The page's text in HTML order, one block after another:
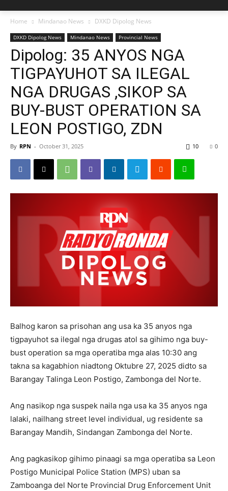
Home Mindanao News DXKD Dipolog News
DXKD Dipolog News Mindanao News Provincial News
Dipolog: 35 ANYOS NGA
TIGPAYUHOT SA ILEGAL
NGA DRUGAS ,SIKOP SA
BUY-BUST OPERATION SA
LEON POSTIGO, ZDN
By RPN - October 31, 2025 0
10
Balhog karon sa prisohan ang usa ka 35 anyos nga
tigpayuhot sa ilegal nga drugas atol sa gihimo nga buy-
bust operation sa mga operatiba mga alas 10:30 ang
takna sa kagabhion niadtong Oktubre 27, 2025 didto sa
Barangay Talinga Leon Postigo, Zambonga del Norte.
Ang nasikop nga suspek naila nga usa ka 35 anyos nga
lalaki, nailhang street level individual, ug residente sa
Barangay Mandih, Sindangan Zambonga del Norte.
Ang pagkasikop gihimo pinaagi sa mga operatiba sa Leon
Postigo Municipal Police Station (MPS) uban sa
Zamboanga del Norte Provincial Drug Enforcement Unit